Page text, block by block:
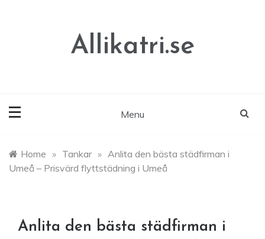
Allikatri.se
Menu
Home » Tankar » Anlita den bästa städfirman i
Umeå – Prisvärd flyttstädning i Umeå
Anlita den bästa städfirman i